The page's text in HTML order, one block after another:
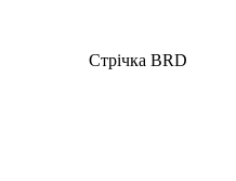
Стрічка BRD